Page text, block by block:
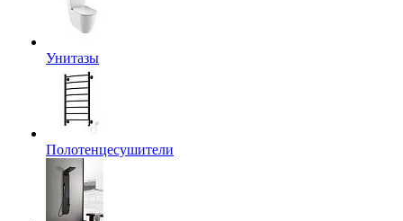
Унитазы
Полотенцесушители